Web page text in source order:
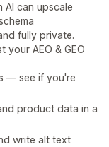
can upscale
fully private.
AEO & GEO
— see if you're
product data in a
write alt text